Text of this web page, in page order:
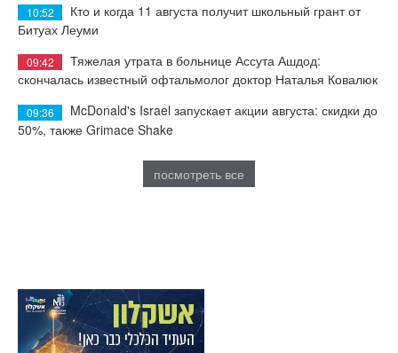
10:52
Кто и когда 11 августа получит школьный грант от
Битуах Леуми
09:42
Тяжелая утрата в больнице Ассута Ашдод:
скончалась известный офтальмолог доктор Наталья Ковалюк
09:36
McDonald's Israel запускает акции августа: скидки до
50%, также Grimace Shake
посмотреть все